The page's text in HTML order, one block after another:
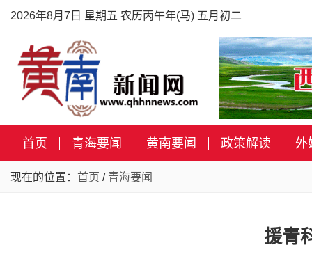
2026年8月7日 星期五 农历丙午年(马) 五月初二
首页 青海要闻 黄南要闻 政策解读 外
现在的位置： 首页 / 青海要闻
援青